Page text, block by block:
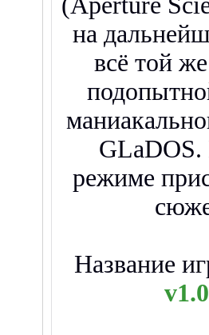
на
всё той
GLaDOS.
режиме
Название